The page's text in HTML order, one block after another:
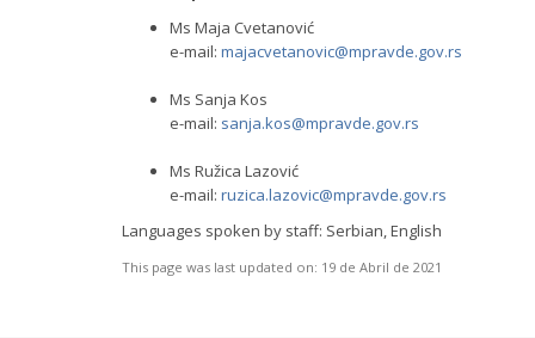
Ms Maja Cvetanović
e-mail: majacvetanovic@mpravde.gov.rs
Ms Sanja Kos
e-mail: sanja.kos@mpravde.gov.rs
Ms Ružica Lazović
e-mail: ruzica.lazovic@mpravde.gov.rs
Languages spoken by staff: Serbian, English
This page was last updated on: 19 de Abril de 2021